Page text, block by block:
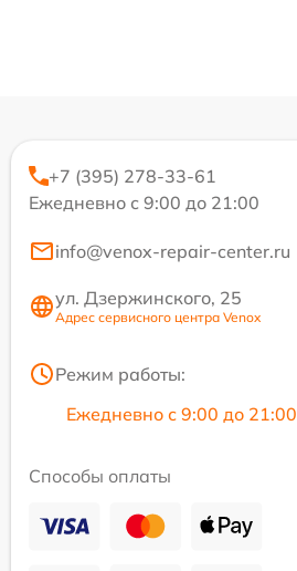
+7 (395) 278-33-61
Ежедневно с 9:00 до 21:00
info@venox-repair-center.ru
ул. Дзержинского, 25
Адрес сервисного центра Venox
Режим работы:
Ежедневно с 9:00 до 21:00
Способы оплаты